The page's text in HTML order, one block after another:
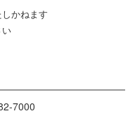
かねます
7000